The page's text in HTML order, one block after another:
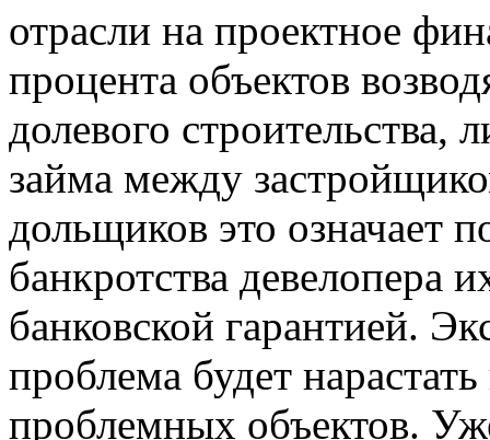
отрасли на проектное
процента объектов
долевого строительства,
займа между
дольщиков это означает
банкротства девелопера
банковской гарантией.
проблема будет
проблемных объектов.